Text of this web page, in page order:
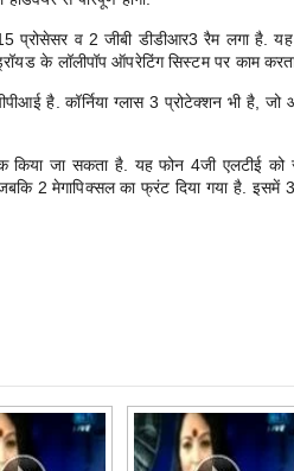
प्रोसेसर व 2 जीबी डीडीआर3 रैम लगा है.
के लॉलीपॉप ऑपरेटिंग सिस्टम पर काम
है. कॉर्निया ग्लास 3 प्रोटेक्शन भी है, जो
जा सकता है. यह फोन 4जी एलटीई को
2 मेगापिक्सल का फ्रंट दिया गया है. इसमें